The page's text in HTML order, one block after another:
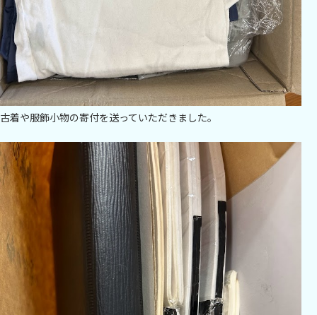
古着や服飾小物の寄付を送っていただきました。